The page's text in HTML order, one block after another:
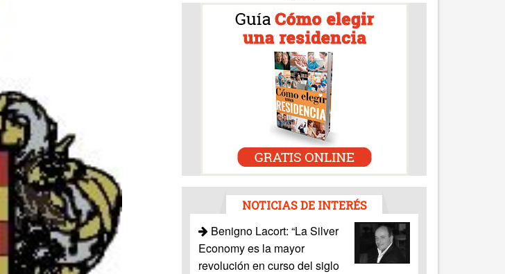
NOTICIAS DE INTERÉS
Benigno Lacort: “La Silver
Economy es la mayor
revolución en curso del siglo